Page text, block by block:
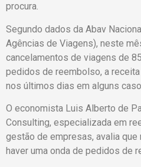
procura.
Segundo dados da Abav
Agências de Viagens), neste
cancelamentos de viagens de
pedidos de reembolso, a
nos últimos dias em alguns
O economista Luis Alberto de
Consulting, especializada em
gestão de empresas, avalia
haver uma onda de pedidos de